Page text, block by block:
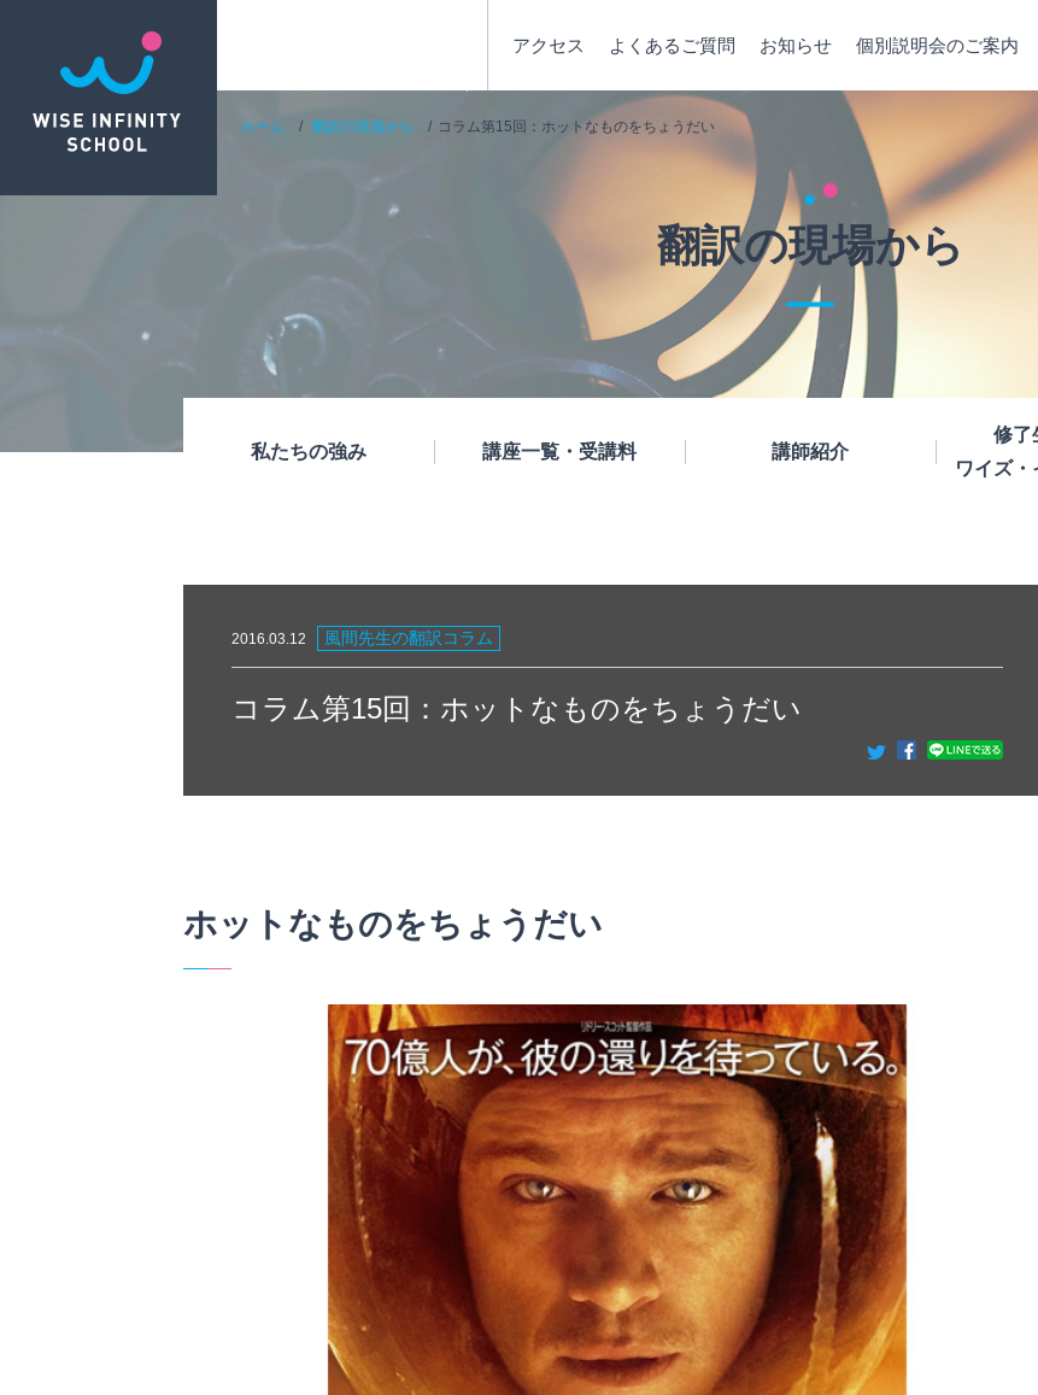
私たちの強み 講座一覧・受講料 講師紹介
修了
ワイズ・
アクセス よくあるご質問 お知らせ 個別説明会のご案内
ホーム 翻訳の現場から コラム第15回：ホットなものをちょうだい
翻訳の現場から
2016.03.12 風間先生の翻訳コラム
コラム第15回：ホットなものをちょうだい
ホットなものをちょうだい